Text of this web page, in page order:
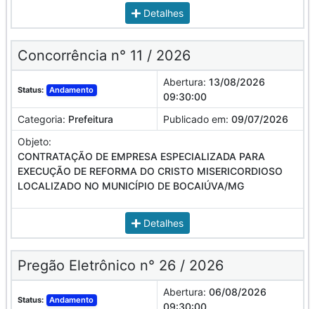
Detalhes
Concorrência n° 11 / 2026
Status: Andamento
Abertura: 13/08/2026
09:30:00
Categoria: Prefeitura Publicado em: 09/07/2026
Objeto:
CONTRATAÇÃO DE EMPRESA ESPECIALIZADA PARA
EXECUÇÃO DE REFORMA DO CRISTO MISERICORDIOSO
LOCALIZADO NO MUNICÍPIO DE BOCAIÚVA/MG
Detalhes
Pregão Eletrônico n° 26 / 2026
Status: Andamento
Abertura: 06/08/2026